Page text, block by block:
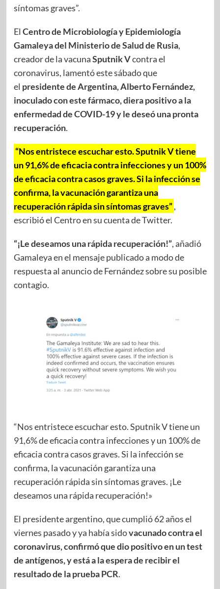
síntomas graves”.
El Centro de Microbiología y Epidemiología
Gamaleya del Ministerio de Salud de Rusia,
creador de la vacunaSputnik Vcontra el
coronavirus, lamentó este sábado que
el presidente de Argentina, Alberto Fernández,
inoculado con este fármaco, diera positivo a la
enfermedad de COVID-19 y le deseó una pronta
recuperación.
“Nos entristece escuchar esto. Sputnik V tiene
un 91,6% de eficacia contra infecciones y un 100%
de eficacia contra casos graves. Si la infección se
confirma, la vacunación garantiza una
recuperación rápida sin síntomas graves” ,
escribió el Centro en su cuenta de Twitter.
“¡Le deseamos una rápida recuperación!”, añadió
Gamaleya en el mensaje publicado a modo de
respuesta al anuncio de Fernández sobre su posible
contagio.
“Nos entristece escuchar esto. Sputnik V tiene un
91,6% de eficacia contra infecciones y un 100% de
eficacia contra casos graves. Si la infección se
confirma, la vacunación garantiza una
recuperación rápida sin síntomas graves. ¡Le
deseamos una rápida recuperación!»
El presidente argentino, que cumplió 62 años el
viernes pasado y ya había sidovacunado contra el
coronavirus, confirmó que dio positivo en un test
de antígenos, y está a la espera de recibir el
resultado de la prueba PCR.